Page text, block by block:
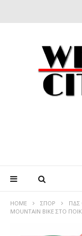
HOME ΣΠΟΡ
ΠΔΣ
MOUNTAIN BIKE ΣΤΟ